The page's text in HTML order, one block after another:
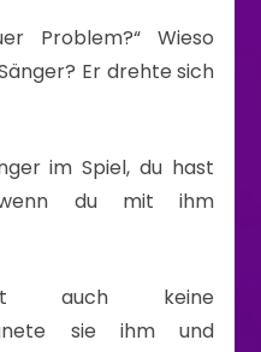
Problem?“ Wieso
Er drehte sich
im Spiel, du hast
wenn du mit ihm
auch keine
sie ihm und